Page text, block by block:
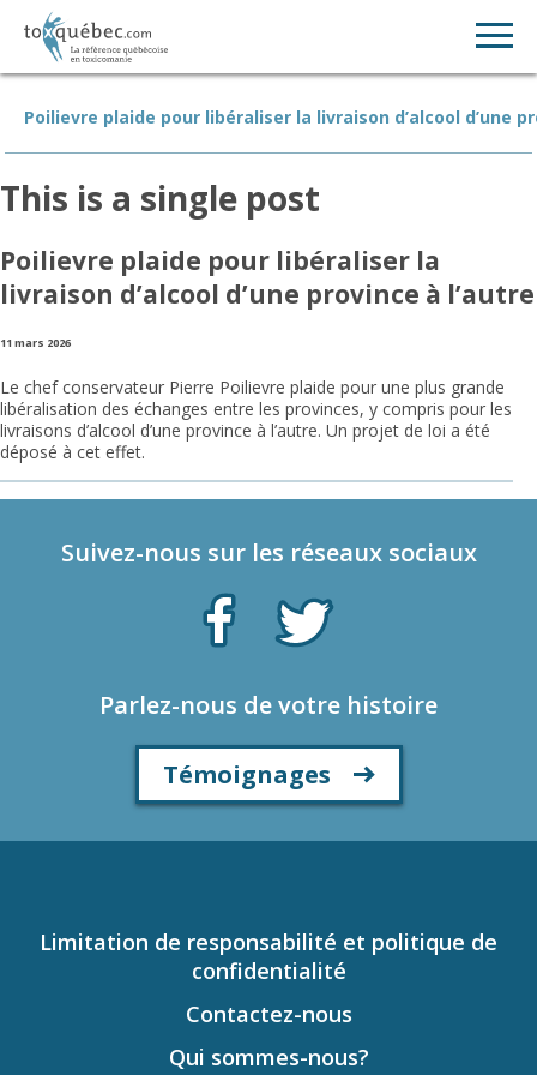
Poilievre plaide pour libéraliser la livraison d’alcool d’une
This is a single post
Poilievre plaide pour libéraliser la
livraison d’alcool d’une province à l’autre
11 mars 2026
Le chef conservateur Pierre Poilievre plaide pour une plus grande
libéralisation des échanges entre les provinces, y compris pour les
livraisons d’alcool d’une province à l’autre. Un projet de loi a été
déposé à cet effet.
Suivez-nous sur les réseaux sociaux
Parlez-nous de votre histoire
Témoignages
Limitation de responsabilité et politique de
confidentialité
Contactez-nous
Qui sommes-nous?